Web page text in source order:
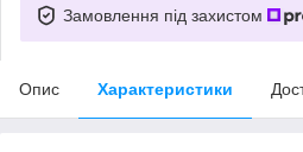
Замовлення під захистом
Опис Характеристики